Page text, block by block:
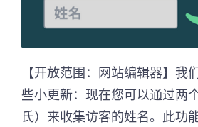
【开放范围：网站编辑器】我
些小更新：现在您可以通过两
氏）来收集访客的姓名。此功